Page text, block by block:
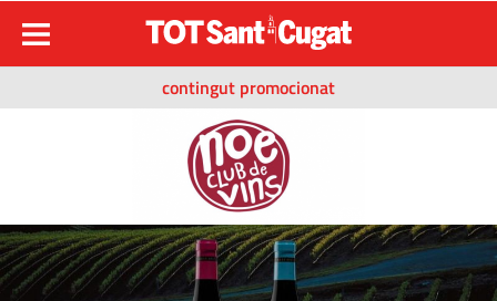
contingut promocionat